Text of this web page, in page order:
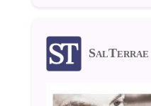
SalTerrae